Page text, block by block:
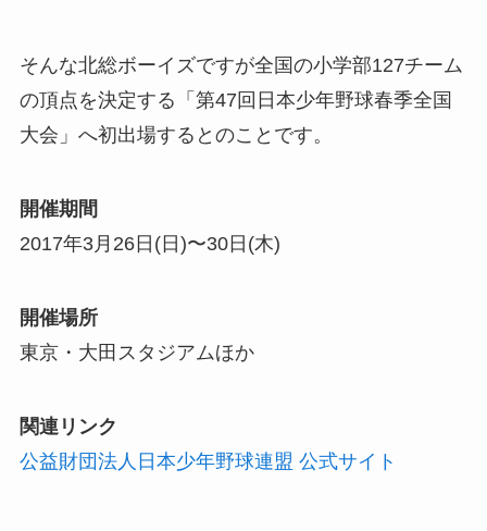
そんな北総ボーイズですが全国の小学部127チーム
の頂点を決定する「第47回日本少年野球春季全国
大会」へ初出場するとのことです。
開催期間
2017年3月26日(日)〜30日(木)
開催場所
東京・大田スタジアムほか
関連リンク
公益財団法人日本少年野球連盟 公式サイト